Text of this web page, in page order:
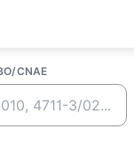
CNAE